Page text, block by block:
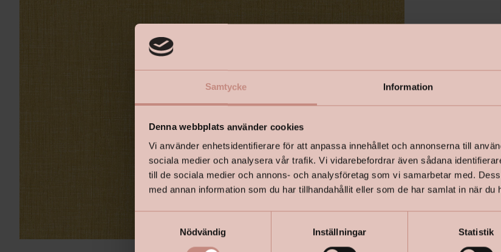
Samtycke Information
Denna webbplats använder cookies
Vi använder enhetsidentifierare för att anpassa innehållet och annonserna till
sociala medier och analysera vår trafik. Vi vidarebefordrar även sådana
till de sociala medier och annons- och analysföretag som vi samarbetar med.
med annan information som du har tillhandahållit eller som de har samlat in när du
Nödvändig Inställningar Statistik